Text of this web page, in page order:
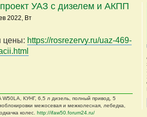
УАЗ с дизелем и АКПП
2022, Вт
цены: https://rosrezervy.ru/uaz-469-
W50LA, КУНГ, 6,5 л дизель, полный привод, 5
межосевая и межколесная, лебедка,
колес. http://ifaw50.forum24.ru/